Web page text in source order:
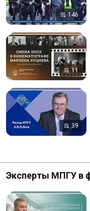
146
11
39
Эксперты МПГУ в